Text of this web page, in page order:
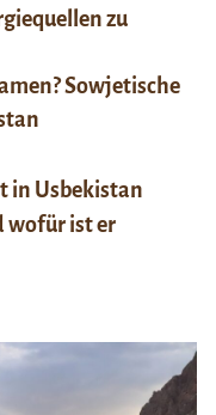
zu
Sowjetische
in Usbekistan
wofür ist er